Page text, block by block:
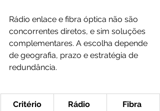
Rádio enlace e fibra óptica não são
concorrentes diretos, e sim soluções
complementares. A escolha depende
de geografia, prazo e estratégia de
redundância.
Critério
Rádio
Fibra